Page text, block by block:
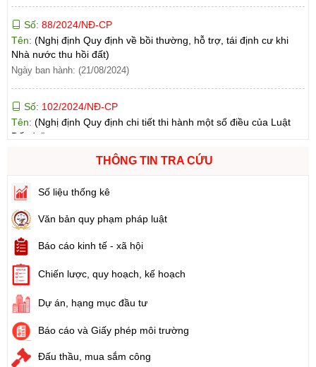
Nhà nước thu hồi đất)
Ngày ban hành: (21/08/2024)
Đất đai)
Ngày ban hành: (21/08/2024)
103/2024/NĐ-CP
Ngày ban hành: (21/08/2024)
Số:
Tên:
(Kế hoạch triển khai thi hành Luật Đất đai năm 2024)
Ngày ban hành: (21/08/2024)
Số:71/2024/NĐ-CP
Tên:
Ngày ban hành: (21/08/2024)
THÔNG TIN TRA CỨU
Số liệu thống kê
Văn bản quy phạm pháp luật
Báo cáo kinh tế - xã hội
Chiến lược, quy hoạch, kế hoạch
Dự án, hạng mục đầu tư
Báo cáo và Giấy phép môi trường
Đấu thầu, mua sắm công